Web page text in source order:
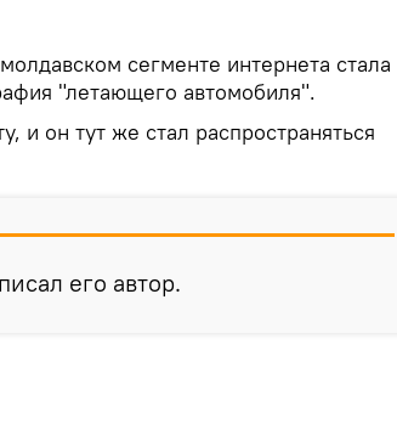
сегменте интернета стала
"летающего автомобиля".
и он тут же стал распространяться
его автор.